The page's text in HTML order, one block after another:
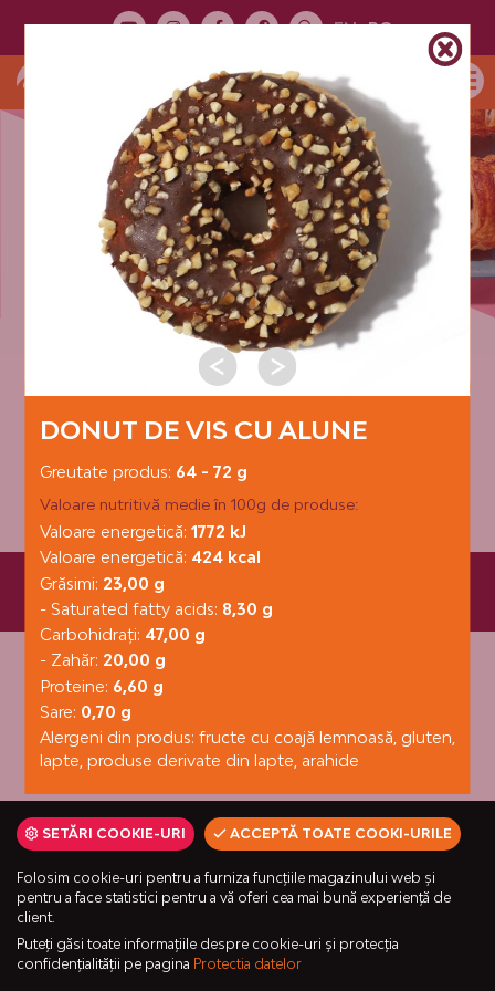
EN RO
PREZENTARE
PRODUSE
CATEGORII PRODUSE:
DONUT DE VIS CU ALUNE
Greutate produs: 64 - 72 g
Valoare nutritivă medie în 100g de produse:
Valoare energetică: 1772 kJ
Valoare energetică: 424 kcal
Grăsimi: 23,00 g
- Saturated fatty acids: 8,30 g
Carbohidraţi: 47,00 g
- Zahăr: 20,00 g
Proteine: 6,60 g
Sare: 0,70 g
Alergeni din produs: fructe cu coajă lemnoasă, gluten,
lapte, produse derivate din lapte, arahide
Fornetti Kft. © 6000 Kecskemét, Városföld 92. | +36 80/ 20
4525 | fornetti@fornetti.hu
SETĂRI COOKIE-URI ACCEPTĂ TOATE COOKI-URILE
Folosim cookie-uri pentru a furniza funcțiile magazinului web și
pentru a face statistici pentru a vă oferi cea mai bună experiență de
client.
Puteți găsi toate informațiile despre cookie-uri și protecția
confidențialității pe pagina Protectia datelor